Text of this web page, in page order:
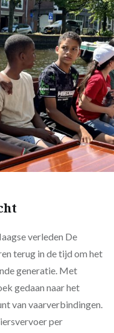
verleden De
terug in de tijd om het
generatie. Met
gedaan naar het
van vaarverbindingen.
per